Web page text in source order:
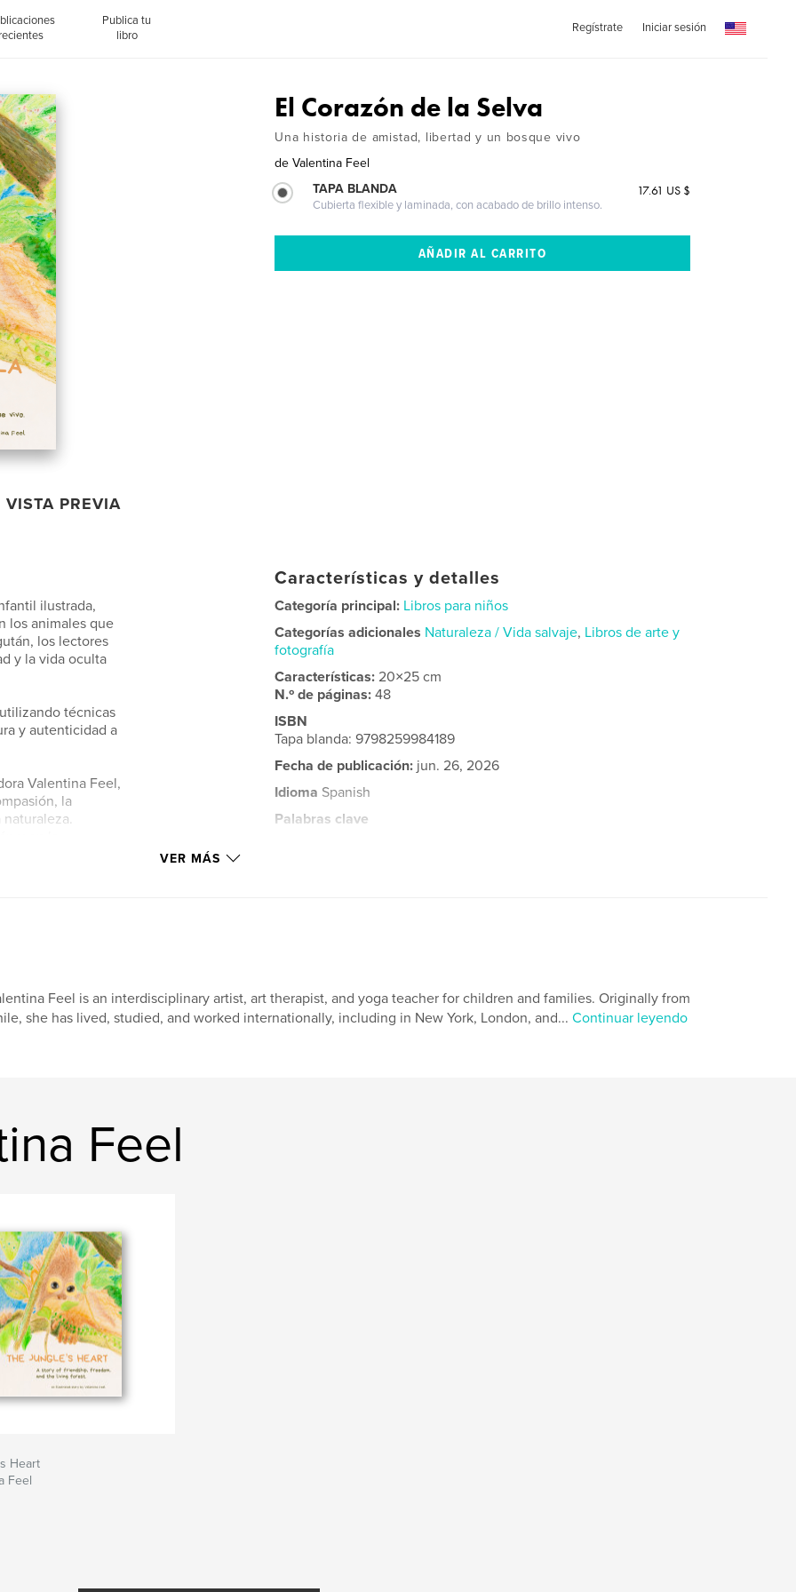
recientes
Publica tu
libro
Regístrate Iniciar sesión
VISTA PREVIA
El Corazón de la Selva
Una historia de amistad, libertad y un bosque vivo
de Valentina Feel
TAPA BLANDA
Cubierta flexible y laminada, con acabado de brillo intenso.
17.61 US $
ilustrada,
los animales que
los lectores
y la vida oculta
técnicas
y autenticidad a
Valentina Feel,
la
Características y detalles
Categoría principal: Libros para niños
Categorías adicionales Naturaleza / Vida salvaje, Libros de arte y
fotografía
Características:20×25 cm
N.º de páginas:48
ISBN
Tapa blanda: 9798259984189
Fecha de publicación: jun. 26, 2026
Idioma Spanish
Palabras clave
VER MÁS
Feel is an interdisciplinary artist, art therapist, and yoga teacher for children and families. Originally from
she has lived, studied, and worked internationally, including in New York, London, and... Continuar leyendo
Feel
Heart
Feel